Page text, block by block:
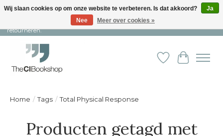
Snelle levering en persoonlijke service ︱ Niet goed? Geld terug! ︱ Gratis
retourneren.
Verlanglijst
Home / Tags / Total Physical Response
Producten getagd met
Wij slaan cookies op om onze website te verbeteren. Is dat akkoord?
Ja
Nee
Meer over cookies »